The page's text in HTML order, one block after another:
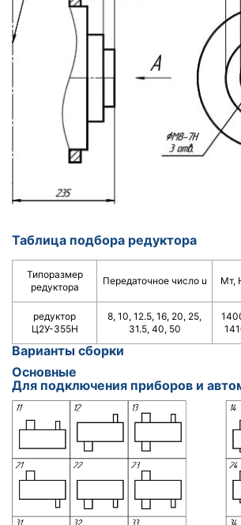
Таблица подбора редуктора
Типоразмер
редуктора
Передаточное число u Мт,
редуктор
Ц2У-355Н
8, 10, 12.5, 16, 20, 25,
31.5, 40, 50
Варианты сборки
Для подключения приборов и